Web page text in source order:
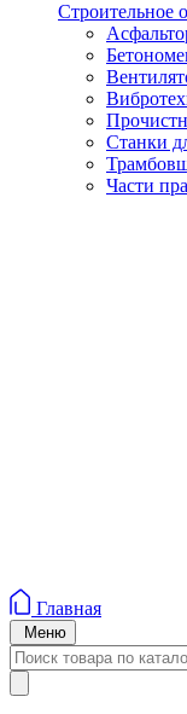
Строительное
Станки
Части
Главная
Меню